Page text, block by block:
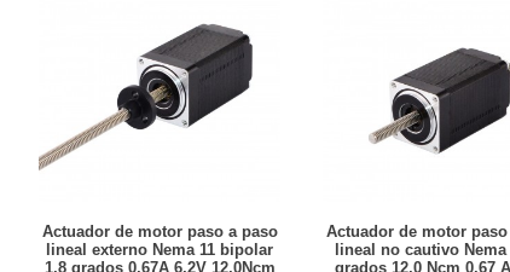
Actuador de motor paso a paso
lineal externo Nema 11 bipolar
1,8 grados 0,67A 6,2V 12,0Ncm
Actuador de motor paso
lineal no cautivo Nema
grados 12,0 Ncm 0,67